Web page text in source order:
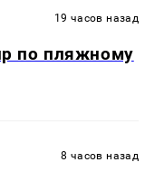
19 часов назад
по пляжному
8 часов назад